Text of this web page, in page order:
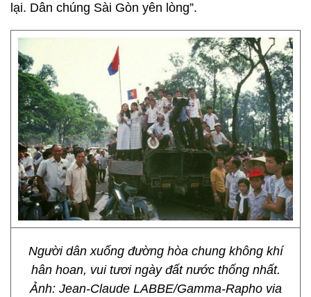
lại. Dân chúng Sài Gòn yên lòng”.
Người dân xuống đường hòa chung không khí
hân hoan, vui tươi ngày đất nước thống nhất.
Ảnh: Jean-Claude LABBE/Gamma-Rapho via